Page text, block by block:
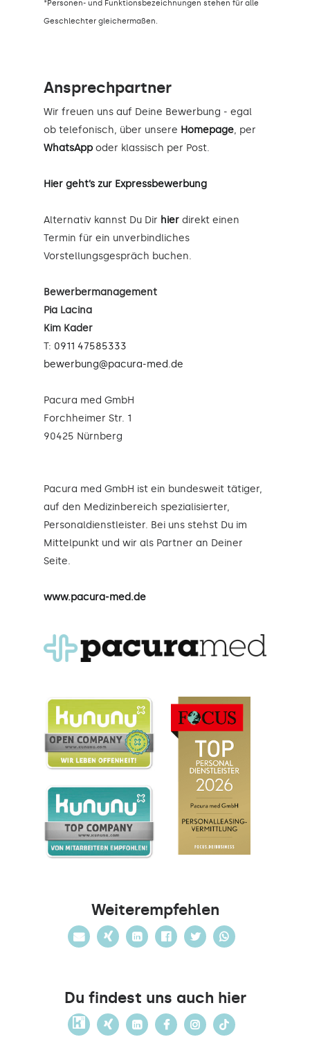
*Personen- und Funktionsbezeichnungen stehen für alle
Geschlechter gleichermaßen.
Ansprechpartner
Wir freuen uns auf Deine Bewerbung - egal
ob telefonisch, über unsere Homepage, per
WhatsApp oder klassisch per Post.
Hier geht’s zur Expressbewerbung
Alternativ kannst Du Dir hier direkt einen
Termin für ein unverbindliches
Vorstellungsgespräch buchen.
Bewerbermanagement
Pia Lacina
Kim Kader
T: 0911 47585333
bewerbung@pacura-med.de
Pacura med GmbH
Forchheimer Str. 1
90425 Nürnberg
Pacura med GmbH ist ein bundesweit tätiger,
auf den Medizinbereich spezialisierter,
Personaldienstleister. Bei uns stehst Du im
Mittelpunkt und wir als Partner an Deiner
Seite.
www.pacura-med.de
Weiterempfehlen
Du findest uns auch hier